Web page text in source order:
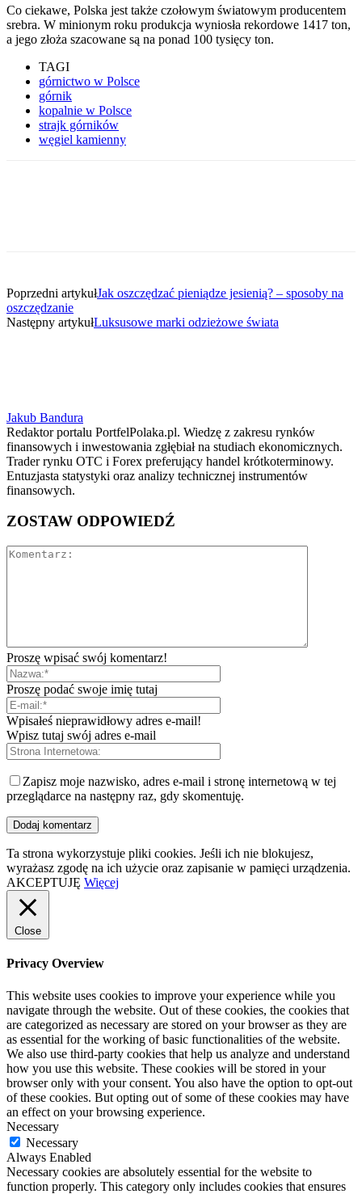
Co ciekawe, Polska jest także czołowym światowym producentem
srebra. W minionym roku produkcja wyniosła rekordowe 1417 ton,
a jego złoża szacowane są na ponad 100 tysięcy ton.
TAGI
górnictwo w Polsce
górnik
kopalnie w Polsce
strajk górników
węgiel kamienny
Poprzedni artykułJak oszczędzać pieniądze jesienią? – sposoby na
oszczędzanie
Następny artykułLuksusowe marki odzieżowe świata
Jakub Bandura
Redaktor portalu PortfelPolaka.pl. Wiedzę z zakresu rynków
finansowych i inwestowania zgłębiał na studiach ekonomicznych.
Trader rynku OTC i Forex preferujący handel krótkoterminowy.
Entuzjasta statystyki oraz analizy technicznej instrumentów
finansowych.
ZOSTAW ODPOWIEDŹ
Proszę wpisać swój komentarz!
Proszę podać swoje imię tutaj
Wpisałeś nieprawidłowy adres e-mail!
Wpisz tutaj swój adres e-mail
Zapisz moje nazwisko, adres e-mail i stronę internetową w tej
przeglądarce na następny raz, gdy skomentuję.
Ta strona wykorzystuje pliki cookies. Jeśli ich nie blokujesz,
wyrażasz zgodę na ich użycie oraz zapisanie w pamięci urządzenia.
AKCEPTUJĘ Więcej
Close
Privacy Overview
This website uses cookies to improve your experience while you
navigate through the website. Out of these cookies, the cookies that
are categorized as necessary are stored on your browser as they are
as essential for the working of basic functionalities of the website.
We also use third-party cookies that help us analyze and understand
how you use this website. These cookies will be stored in your
browser only with your consent. You also have the option to opt-out
of these cookies. But opting out of some of these cookies may have
an effect on your browsing experience.
Necessary
Necessary
Always Enabled
Necessary cookies are absolutely essential for the website to
function properly. This category only includes cookies that ensures